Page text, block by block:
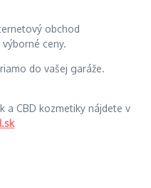
obchod
ceny.
do vašej garáže.
a CBD kozmetiky nájdete v